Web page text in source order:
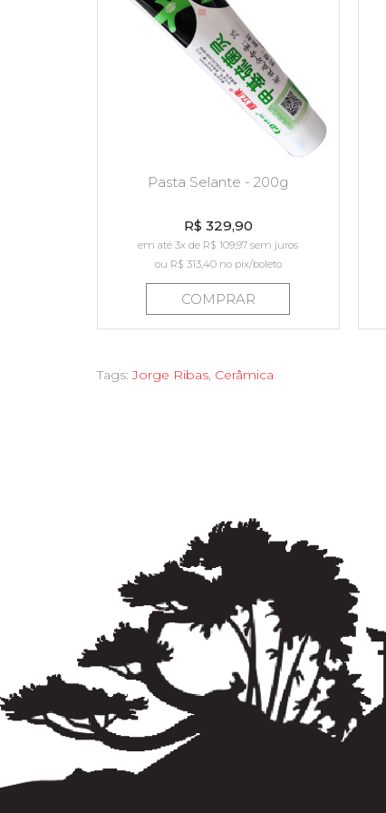
Pasta Selante - 200g
R$ 329,90
em até 3x de R$ 109,97 sem juros
ou R$ 313,40no pix/boleto
COMPRAR
Tags:Jorge Ribas, Cerâmica